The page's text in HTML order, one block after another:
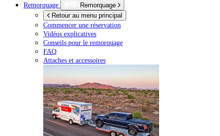
Remorquage
Remorquage
Retour au menu principal
Commencer une réservation
Vidéos explicatives
Conseils pour le remorquage
FAQ
Attaches et accessoires